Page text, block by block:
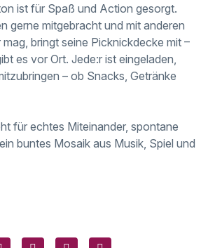
ist für Spaß und Action gesorgt.
gerne mitgebracht und mit anderen
bringt seine Picknickdecke mit –
es vor Ort. Jede:r ist eingeladen,
– ob Snacks, Getränke
für echtes Miteinander, spontane
buntes Mosaik aus Musik, Spiel und